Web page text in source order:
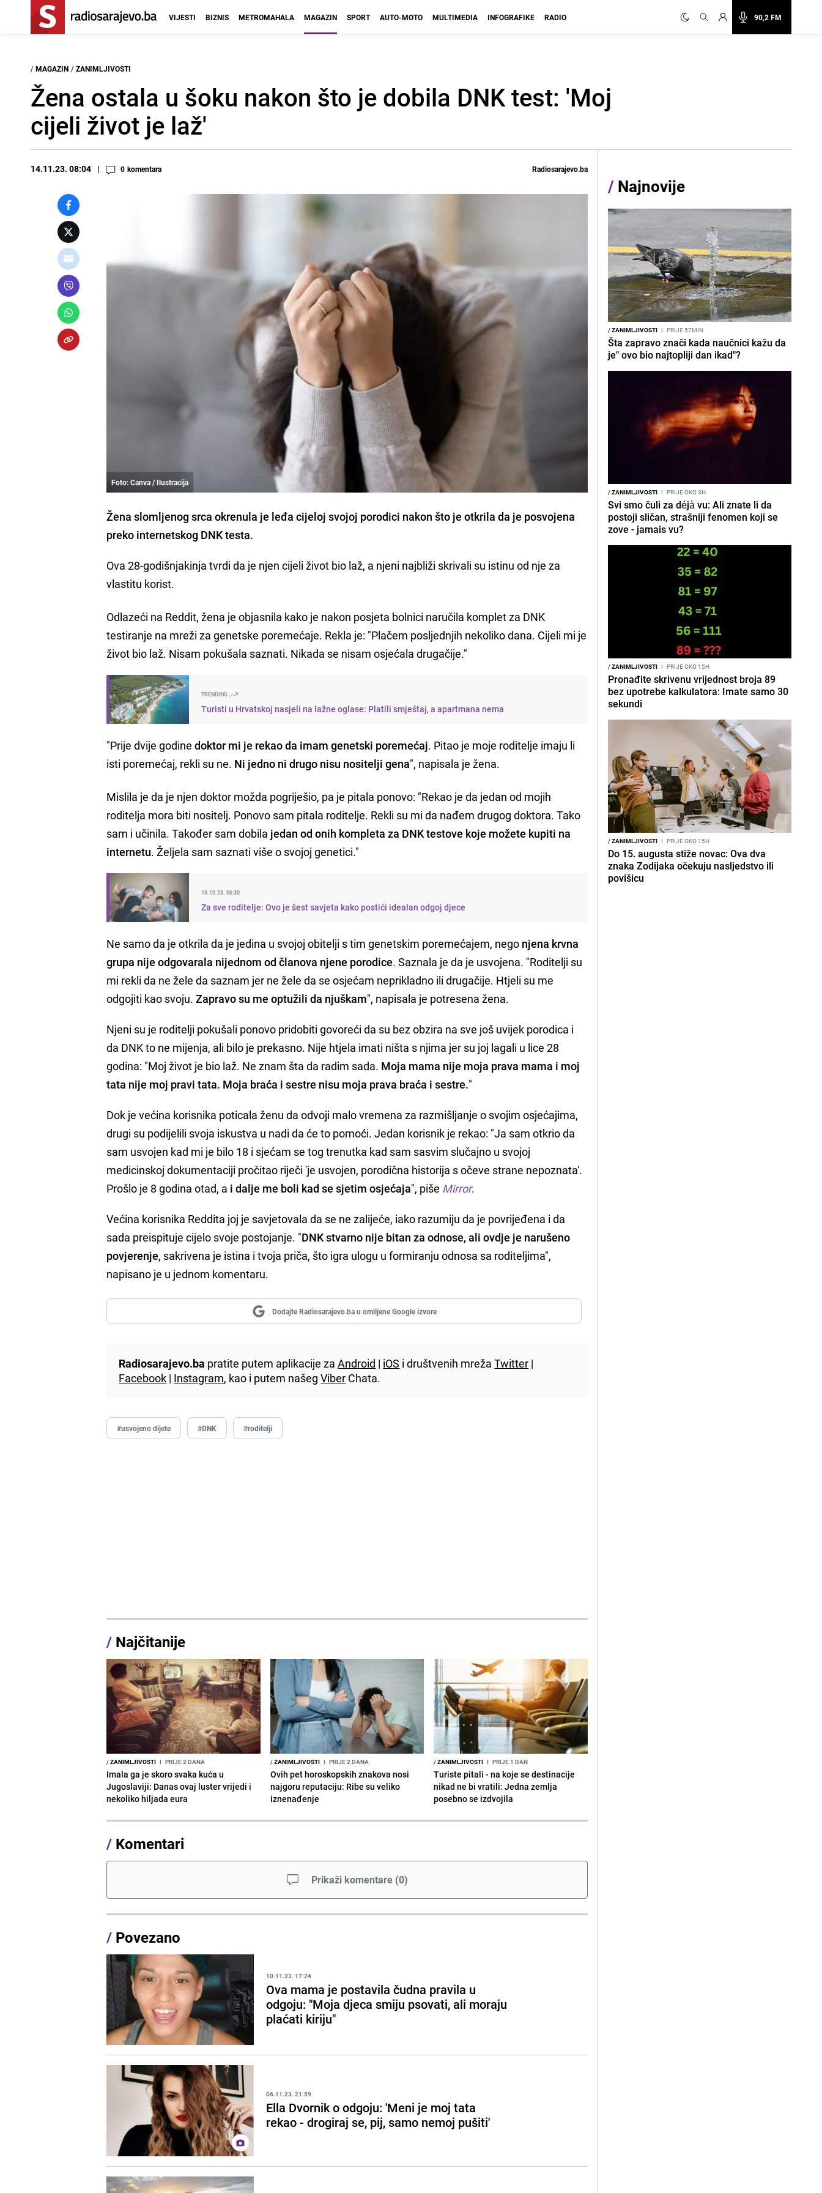
90,2 FM
VIJESTI BIZNIS METROMAHALA MAGAZIN SPORT AUTO-MOTO MULTIMEDIA INFOGRAFIKE RADIO
/ MAGAZIN / ZANIMLJIVOSTI
Žena ostala u šoku nakon što je dobila DNK test: 'Moj
cijeli život je laž'
14.11.23. 08:04 0 komentara Radiosarajevo.ba
Foto: Canva / Ilustracija
Žena slomljenog srca okrenula je leđa cijeloj svojoj porodici nakon što je otkrila da je posvojena
preko internetskog DNK testa.
Ova 28-godišnjakinja tvrdi da je njen cijeli život bio laž, a njeni najbliži skrivali su istinu od nje za
vlastitu korist.
Odlazeći na Reddit, žena je objasnila kako je nakon posjeta bolnici naručila komplet za DNK
testiranje na mreži za genetske poremećaje. Rekla je: "Plačem posljednjih nekoliko dana. Cijeli mi je
život bio laž. Nisam pokušala saznati. Nikada se nisam osjećala drugačije."
TRENDING
Turisti u Hrvatskoj nasjeli na lažne oglase: Platili smještaj, a apartmana nema
"Prije dvije godinedoktor mi je rekao da imam genetski poremećaj. Pitao je moje roditelje imaju li
isti poremećaj, rekli su ne. Ni jedno ni drugo nisu nositelji gena", napisala je žena.
Mislila je da je njen doktor možda pogriješio, pa je pitala ponovo: "Rekao je da jedan od mojih
roditelja mora biti nositelj. Ponovo sam pitala roditelje. Rekli su mi da nađem drugog doktora. Tako
sam i učinila. Također sam dobila jedan od onih kompleta za DNK testove koje možete kupiti na
internetu. Željela sam saznati više o svojoj genetici."
10.10.23. 06:30
Za sve roditelje: Ovo je šest savjeta kako postići idealan odgoj djece
Ne samo da je otkrila da je jedina u svojoj obitelji s tim genetskim poremećajem, nego njena krvna
grupa nije odgovarala nijednom od članova njene porodice. Saznala je da je usvojena. "Roditelji su
mi rekli da ne žele da saznam jer ne žele da se osjećam neprikladno ili drugačije. Htjeli su me
odgojiti kao svoju.Zapravo su me optužili da njuškam", napisala je potresena žena.
Njeni su je roditelji pokušali ponovo pridobiti govoreći da su bez obzira na sve još uvijek porodica i
da DNK to ne mijenja, ali bilo je prekasno. Nije htjela imati ništa s njima jer su joj lagali u lice 28
godina: "Moj život je bio laž. Ne znam šta da radim sada. Moja mama nije moja prava mama i moj
tata nije moj pravi tata. Moja braća i sestre nisu moja prava braća i sestre."
Dok je većina korisnika poticala ženu da odvoji malo vremena za razmišljanje o svojim osjećajima,
drugi su podijelili svoja iskustva u nadi da će to pomoći. Jedan korisnik je rekao: "Ja sam otkrio da
sam usvojen kad mi je bilo 18 i sjećam se tog trenutka kad sam sasvim slučajno u svojoj
medicinskoj dokumentaciji pročitao riječi 'je usvojen, porodična historija s očeve strane nepoznata'.
Prošlo je 8 godina otad, a i dalje me boli kad se sjetim osjećaja", piše Mirror.
Većina korisnika Reddita joj je savjetovala da se ne zalijeće, iako razumiju da je povrijeđena i da
sada preispituje cijelo svoje postojanje. "DNK stvarno nije bitan za odnose, ali ovdje je narušeno
povjerenje, sakrivena je istina i tvoja priča, što igra ulogu u formiranju odnosa sa roditeljima",
napisano je u jednom komentaru.
Dodajte Radiosarajevo.ba u omiljene Google izvore
Radiosarajevo.ba pratite putem aplikacije zaAndroid | iOS i društvenih mrežaTwitter |
Facebook | Instagram, kao i putem našegViber Chata.
#usvojeno dijete #DNK #roditelji
/ Najčitanije
/ZANIMLJIVOSTI I PRIJE 2 DANA
Imala ga je skoro svaka kuća u
Jugoslaviji: Danas ovaj luster vrijedi i
nekoliko hiljada eura
/ZANIMLJIVOSTI I PRIJE 2 DANA
Ovih pet horoskopskih znakova nosi
najgoru reputaciju: Ribe su veliko
iznenađenje
/ZANIMLJIVOSTI I PRIJE 1 DAN
Turiste pitali - na koje se destinacije
nikad ne bi vratili: Jedna zemlja
posebno se izdvojila
/ Komentari
Prikaži komentare (0)
/ Povezano
10.11.23. 17:24
Ova mama je postavila čudna pravila u
odgoju: "Moja djeca smiju psovati, ali moraju
plaćati kiriju"
06.11.23. 21:59
Ella Dvornik o odgoju: 'Meni je moj tata
rekao - drogiraj se, pij, samo nemoj pušiti'
/ Najnovije
/ZANIMLJIVOSTI I PRIJE 57MIN
Šta zapravo znači kada naučnici kažu da
je" ovo bio najtopliji dan ikad"?
/ZANIMLJIVOSTI I PRIJE OKO 3H
Svi smo čuli za déjà vu: Ali znate li da
postoji sličan, strašniji fenomen koji se
zove - jamais vu?
/ZANIMLJIVOSTI I PRIJE OKO 15H
Pronađite skrivenu vrijednost broja 89
bez upotrebe kalkulatora: Imate samo 30
sekundi
/ZANIMLJIVOSTI I PRIJE OKO 15H
Do 15. augusta stiže novac: Ova dva
znaka Zodijaka očekuju nasljedstvo ili
povišicu